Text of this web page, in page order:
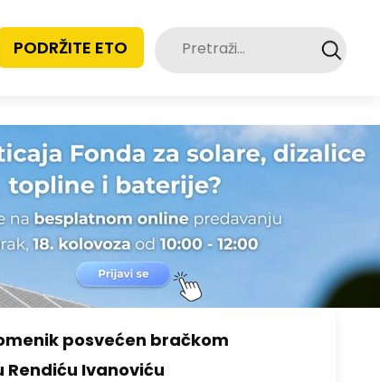
PODRŽITE ETO Pretraži:
posvećen bračkom
Rendiću Ivanoviću